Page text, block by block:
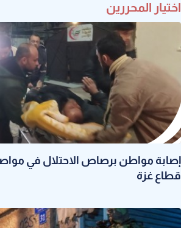
اختيار المحررين
إصابة مواطن برصاص الاحتلال في
قطاع غزة